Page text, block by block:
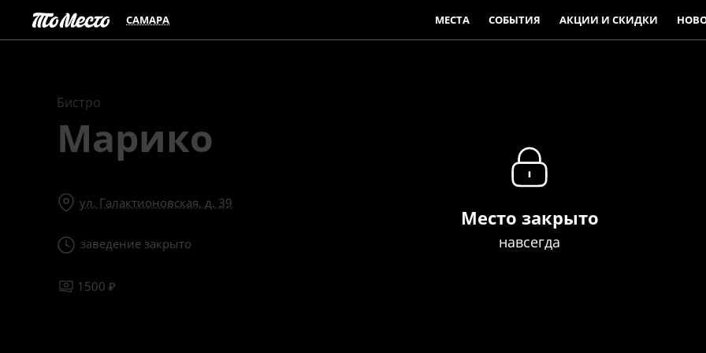
САМАРА МЕСТА СОБЫТИЯ АКЦИИ И СКИДКИ
Бистро
Марико
ул. Галактионовская, д. 39
заведение закрыто
1500 ₽
Место закрыто
навсегда